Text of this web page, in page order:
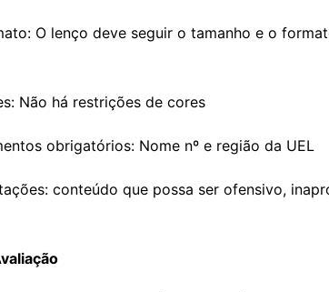
lenço deve seguir o tamanho e o formato
há restrições de cores
obrigatórios: Nome nº e região da UEL
conteúdo que possa ser ofensivo,